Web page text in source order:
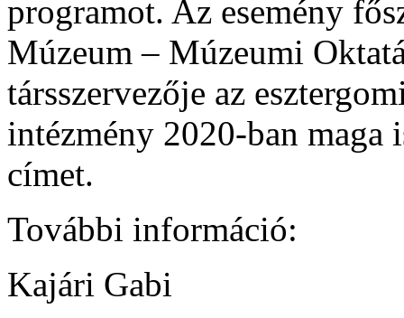
programot. Az esemény
Múzeum – Múzeumi
társszervezője az
intézmény 2020-ban maga
címet.
További információ:
Kajári Gabi